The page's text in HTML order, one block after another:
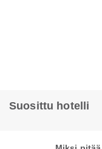
Suosittu hotelli